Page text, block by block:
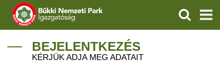
IGAZGATÓSÁG
KERESÉS
BEJELENTKEZÉS
KÉRJÜK ADJA MEG ADATAIT